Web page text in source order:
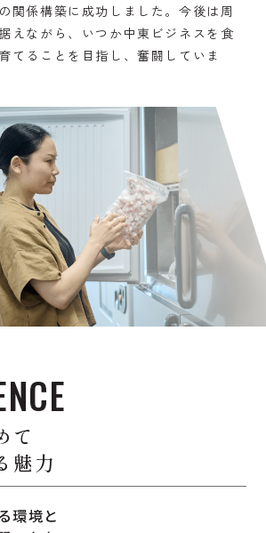
関係構築に成功しました。今後は周
えながら、いつか中東ビジネスを食
てることを目指し、奮闘していま
て
魅力
環境と